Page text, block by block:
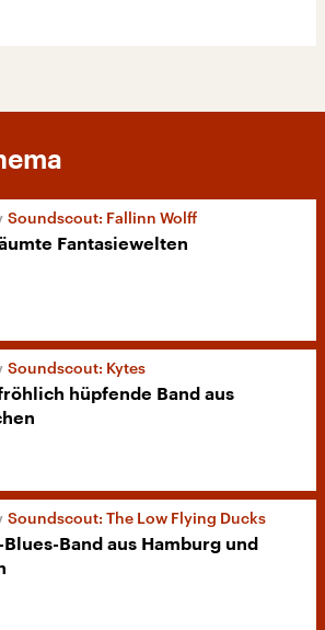
Soundscout: Fallinn Wolff
Fantasiewelten
Soundscout: Kytes
hüpfende Band aus
Soundscout: The Low Flying Ducks
Blues-Band aus Hamburg und